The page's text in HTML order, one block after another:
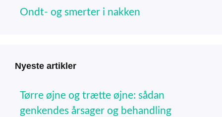
Ondt- og smerter i nakken
Nyeste artikler
Tørre øjne og trætte øjne: sådan
genkendes årsager og behandling